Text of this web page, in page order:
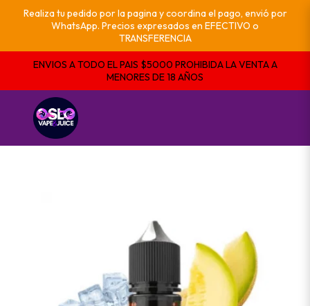
Realiza tu pedido por la pagina y coordina el pago, envió por
WhatsApp. Precios expresados en EFECTIVO o
TRANSFERENCIA
ENVIOS A TODO EL PAIS $5000 PROHIBIDA LA VENTA A
MENORES DE 18 AÑOS